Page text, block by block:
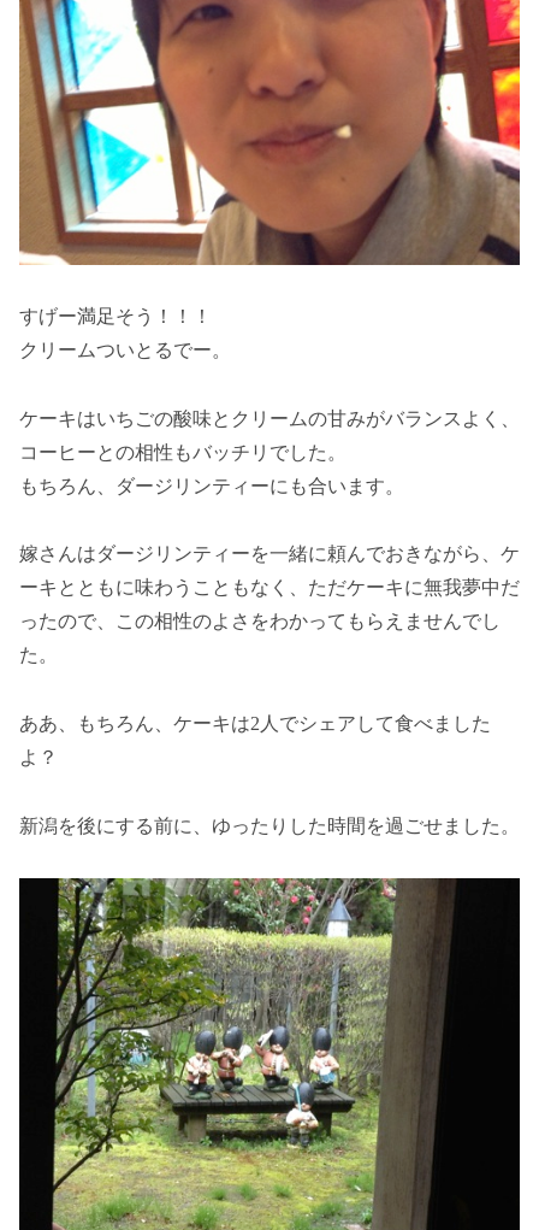
すげー満足そう！！！
クリームついとるでー。
ケーキはいちごの酸味とクリームの甘みがバランスよく、
コーヒーとの相性もバッチリでした。
もちろん、ダージリンティーにも合います。
嫁さんはダージリンティーを一緒に頼んでおきながら、ケ
ーキとともに味わうこともなく、ただケーキに無我夢中だ
ったので、この相性のよさをわかってもらえませんでし
た。
ああ、もちろん、ケーキは2人でシェアして食べました
よ？
新潟を後にする前に、ゆったりした時間を過ごせました。